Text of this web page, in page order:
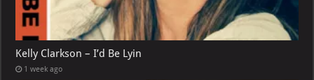
Kelly Clarkson – I’d Be Lyin
1 week ago